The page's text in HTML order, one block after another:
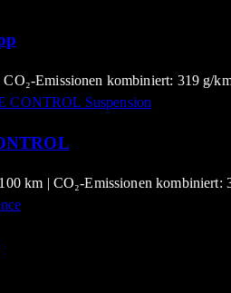
Emissionen kombiniert: 319 g/
km | CO₂-Emissionen kombiniert: